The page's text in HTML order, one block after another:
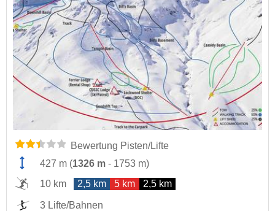
Bewertung Pisten/Lifte
427 m (1326 m - 1753 m)
10 km
2,5 km 5 km 2,5 km
3 Lifte/Bahnen